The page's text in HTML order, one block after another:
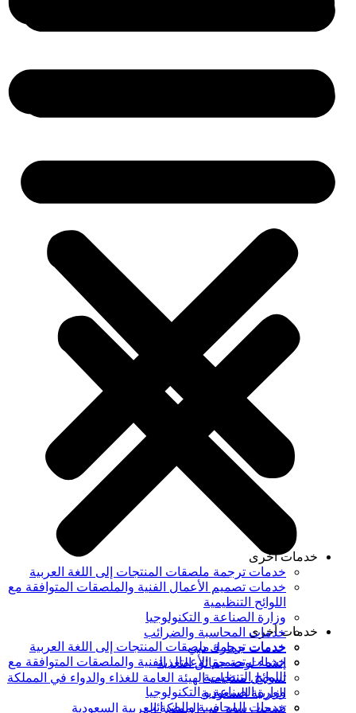
خدمات أخرى
خدمات ترجمة ملصقات المنتجات إلى اللغة العربية
خدمات تصميم الأعمال الفنية والملصقات المتوافقة مع
اللوائح التنظيمية
وزارة الصناعة و التكنولوجيا
خدمات المحاسبة والضرائب
خدمات أخرى
خدمات ترجمة ملصقات المنتجات إلى اللغة العربية
خدمات تصميم الأعمال الفنية والملصقات المتوافقة مع
اللوائح التنظيمية
وزارة الصناعة و التكنولوجيا
خدمات المحاسبة والضرائب
خدمات جمارك دبي
إنشاء لوحة حقائق التغذية
تسجيل منتجات الهيئة العامة للغذاء والدواء في المملكة
العربية السعودية
تسجيل سابر في المملكة العربية السعودية